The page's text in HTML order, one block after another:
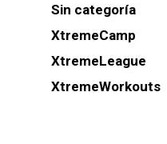
Sin categoría
XtremeCamp
XtremeLeague
XtremeWorkouts